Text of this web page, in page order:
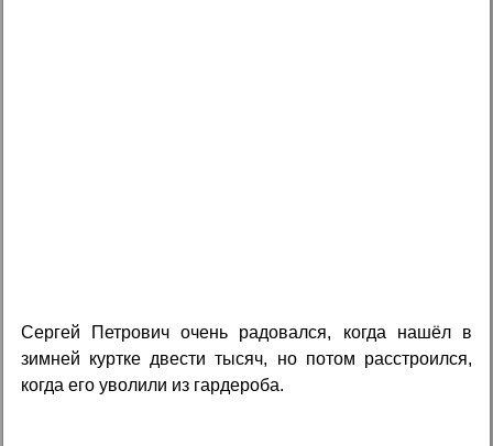
Сергей Петрович очень радовался, когда нашёл в
зимней куртке двести тысяч, но потом расстроился,
когда его уволили из гардероба.